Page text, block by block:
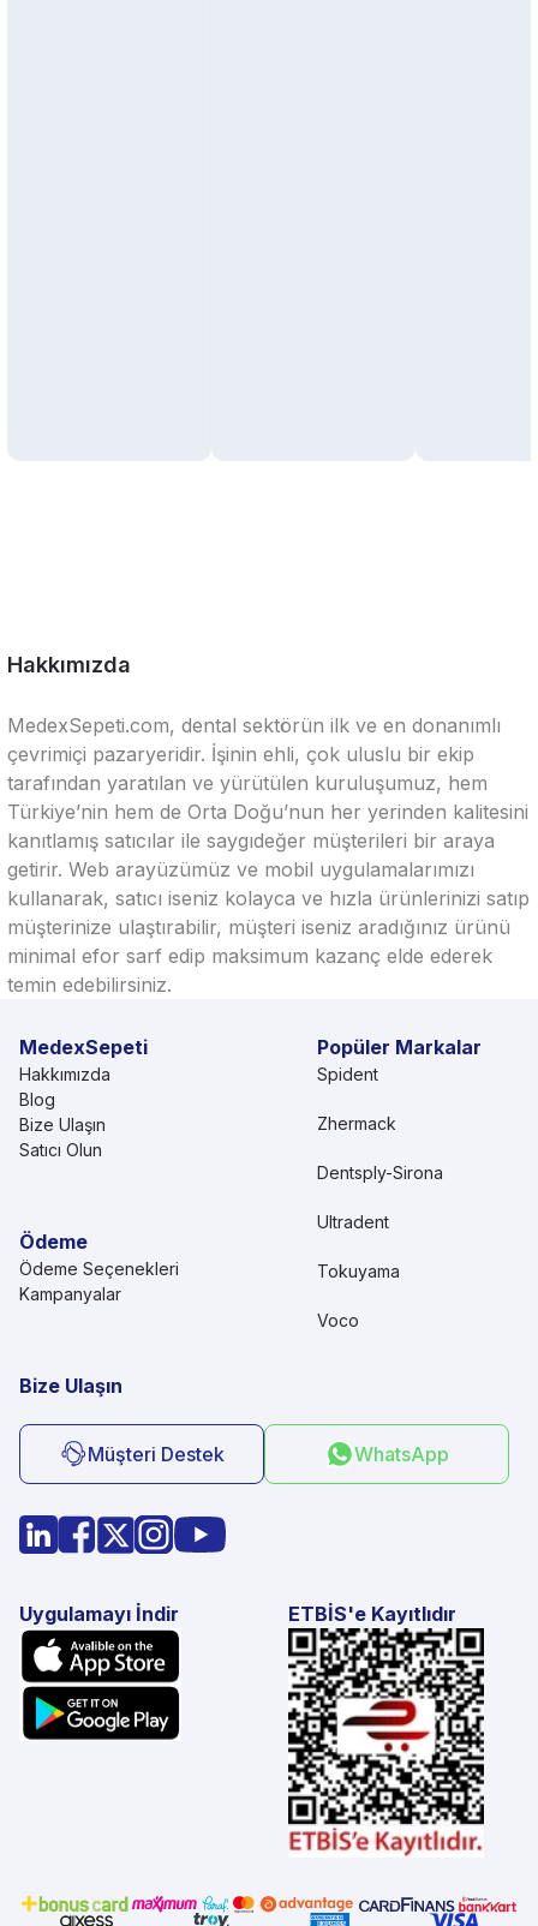
Hakkımızda
MedexSepeti.com, dental sektörün ilk ve en donanımlı
çevrimiçi pazaryeridir. İşinin ehli, çok uluslu bir ekip
tarafından yaratılan ve yürütülen kuruluşumuz, hem
Türkiye’nin hem de Orta Doğu’nun her yerinden kalitesini
kanıtlamış satıcılar ile saygıdeğer müşterileri bir araya
getirir. Web arayüzümüz ve mobil uygulamalarımızı
kullanarak, satıcı iseniz kolayca ve hızla ürünlerinizi satıp
müşterinize ulaştırabilir, müşteri iseniz aradığınız ürünü
minimal efor sarf edip maksimum kazanç elde ederek
temin edebilirsiniz.
MedexSepeti
Hakkımızda
Blog
Bize Ulaşın
Satıcı Olun
Ödeme
Ödeme Seçenekleri
Kampanyalar
Popüler Markalar
Spident
Zhermack
Dentsply-Sirona
Ultradent
Tokuyama
Voco
Bize Ulaşın
Müşteri Destek WhatsApp
Uygulamayı İndir ETBİS'e Kayıtlıdır